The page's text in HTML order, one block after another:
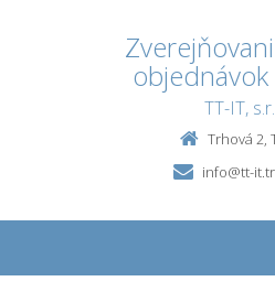
TT-IT,
Trhová 2,
info@tt-